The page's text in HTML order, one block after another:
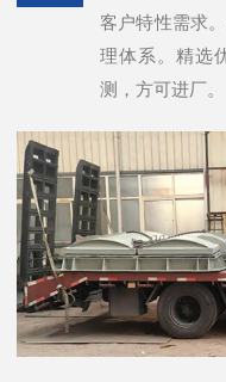
客户特性需求
理体系。精选
测，方可进厂。